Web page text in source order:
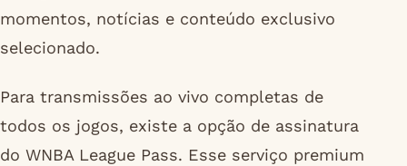
momentos, notícias e conteúdo exclusivo
selecionado.
Para transmissões ao vivo completas de
todos os jogos, existe a opção de assinatura
do WNBA League Pass. Esse serviço premium